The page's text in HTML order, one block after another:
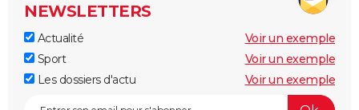
NEWSLETTERS
Actualité
Voir un exemple
Sport
Voir un exemple
Les dossiers d'actu
Voir un exemple